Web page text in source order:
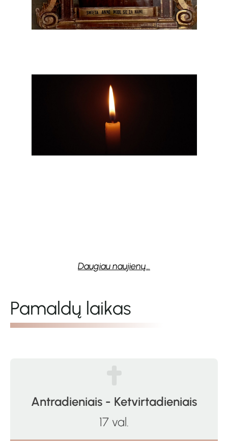
Daugiau naujienų...
Pamaldų laikas
Antradieniais - Ketvirtadieniais
17 val.